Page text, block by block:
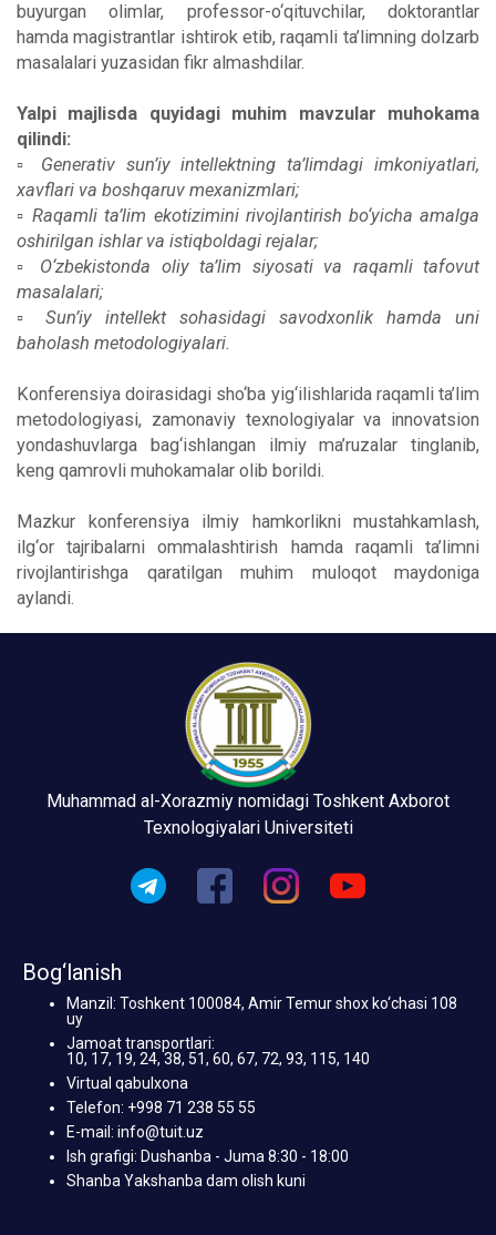
buyurgan olimlar, professor-o‘qituvchilar, doktorantlar
hamda magistrantlar ishtirok etib, raqamli ta’limning dolzarb
masalalari yuzasidan fikr almashdilar.
Yalpi majlisda quyidagi muhim mavzular muhokama
qilindi:
▫️ Generativ sun’iy intellektning ta’limdagi imkoniyatlari,
xavflari va boshqaruv mexanizmlari;
▫️ Raqamli ta’lim ekotizimini rivojlantirish bo‘yicha amalga
oshirilgan ishlar va istiqboldagi rejalar;
▫️ O‘zbekistonda oliy ta’lim siyosati va raqamli tafovut
masalalari;
▫️ Sun’iy intellekt sohasidagi savodxonlik hamda uni
baholash metodologiyalari.
Konferensiya doirasidagi sho‘ba yig‘ilishlarida raqamli ta’lim
metodologiyasi, zamonaviy texnologiyalar va innovatsion
yondashuvlarga bag‘ishlangan ilmiy ma’ruzalar tinglanib,
keng qamrovli muhokamalar olib borildi.
Mazkur konferensiya ilmiy hamkorlikni mustahkamlash,
ilg‘or tajribalarni ommalashtirish hamda raqamli ta’limni
rivojlantirishga qaratilgan muhim muloqot maydoniga
aylandi.
Muhammad al-Xorazmiy nomidagi Toshkent Axborot
Texnologiyalari Universiteti
Bog‘lanish
Manzil: Toshkent 100084, Amir Temur shox ko‘chasi 108
uy
Jamoat transportlari:
10, 17, 19, 24, 38, 51, 60, 67, 72, 93, 115, 140
Virtual qabulxona
Telefon: +998 71 238 55 55
E-mail: info@tuit.uz
Ish grafigi: Dushanba - Juma 8:30 - 18:00
Shanba Yakshanba dam olish kuni